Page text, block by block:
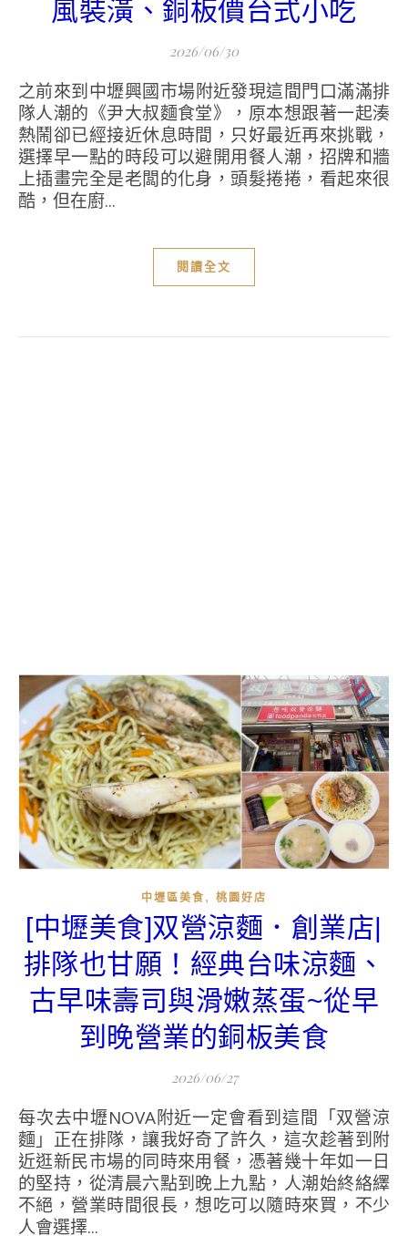
風裝潢、銅板價台式小吃
2026/06/30
之前來到中壢興國市場附近發現這間門口滿滿排
隊人潮的《尹大叔麵食堂》，原本想跟著一起湊
熱鬧卻已經接近休息時間，只好最近再來挑戰，
選擇早一點的時段可以避開用餐人潮，招牌和牆
上插畫完全是老闆的化身，頭髮捲捲，看起來很
酷，但在廚...
閱讀全文
中壢區美食 , 桃園好店
[中壢美食]双營涼麵．創業店|
排隊也甘願！經典台味涼麵、
古早味壽司與滑嫩蒸蛋~從早
到晚營業的銅板美食
2026/06/27
每次去中壢NOVA附近一定會看到這間「双營涼
麵」正在排隊，讓我好奇了許久，這次趁著到附
近逛新民市場的同時來用餐，憑著幾十年如一日
的堅持，從清晨六點到晚上九點，人潮始終絡繹
不絕，營業時間很長，想吃可以隨時來買，不少
人會選擇...